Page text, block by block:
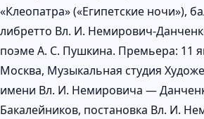
«Клеопатра» («Египетские ночи»),
либретто Вл. И. Немирович-
поэме А. С. Пушкина. Премьера: 11
Москва, Музыкальная студия
имени Вл. И. Немировича —
Бакалейников, постановка Вл. И.